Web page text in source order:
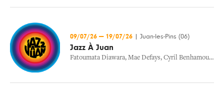
09/07/26 — 19/07/26 Juan-les-Pins (06)
Jazz À Juan
Fatoumata Diawara, Mae Defays, Cyril Benhamou,Seal